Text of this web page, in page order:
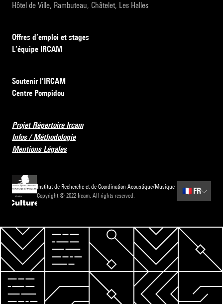
Hôtel de Ville, Rambuteau, Châtelet, Les Halles
Offres d’emploi et stages
L’équipe IRCAM
Soutenir l’IRCAM
Centre Pompidou
Projet Répertoire Ircam
Infos / Méthodologie
Mentions Légales
Institut de Recherche et de Coordination Acoustique/Musique
Copyright © 2022 Ircam. All rights reserved.
🇫🇷 FR